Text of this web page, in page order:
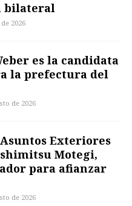
bilateral
2026
es la candidata
la prefectura del
de 2026
Exteriores
Motegi,
para afianzar
de 2026